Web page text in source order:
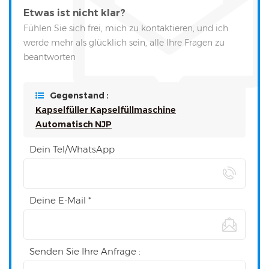
Etwas ist nicht klar?
Fühlen Sie sich frei, mich zu kontaktieren, und ich
werde mehr als glücklich sein, alle Ihre Fragen zu
beantworten
Gegenstand :
Kapselfüller Kapselfüllmaschine
Automatisch NJP
Dein Tel/WhatsApp
Deine E-Mail *
Senden Sie Ihre Anfrage :